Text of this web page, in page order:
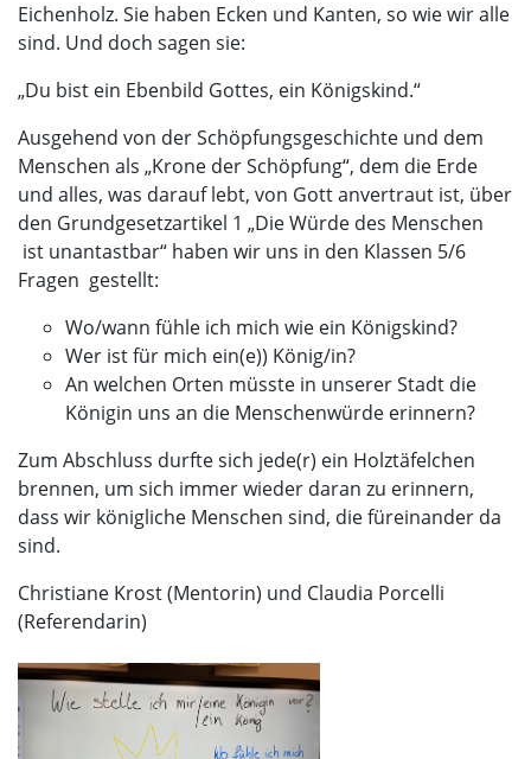
Eichenholz. Sie haben Ecken und Kanten, so wie wir alle
sind. Und doch sagen sie:
„Du bist ein Ebenbild Gottes, ein Königskind.“
Ausgehend von der Schöpfungsgeschichte und dem
Menschen als „Krone der Schöpfung“, dem die Erde
und alles, was darauf lebt, von Gott anvertraut ist, über
den Grundgesetzartikel 1 „Die Würde des Menschen
ist unantastbar“ haben wir uns in den Klassen 5/6
Fragen gestellt:
Wo/wann fühle ich mich wie ein Königskind?
Wer ist für mich ein(e)) König/in?
An welchen Orten müsste in unserer Stadt die
Königin uns an die Menschenwürde erinnern?
Zum Abschluss durfte sich jede(r) ein Holztäfelchen
brennen, um sich immer wieder daran zu erinnern,
dass wir königliche Menschen sind, die füreinander da
sind.
Christiane Krost (Mentorin) und Claudia Porcelli
(Referendarin)